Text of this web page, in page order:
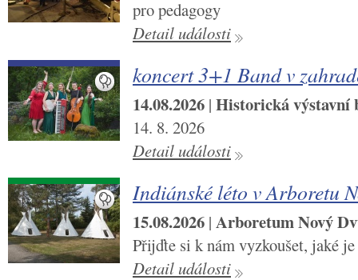
pro pedagogy
Detail události
koncert 3+1 Band v
14.08.2026 | Historická výstavní
14. 8. 2026
Detail události
Indiánské léto v Arboretu
15.08.2026 | Arboretum Nový
Přijďte si k nám vyzkoušet, jaké
Detail události